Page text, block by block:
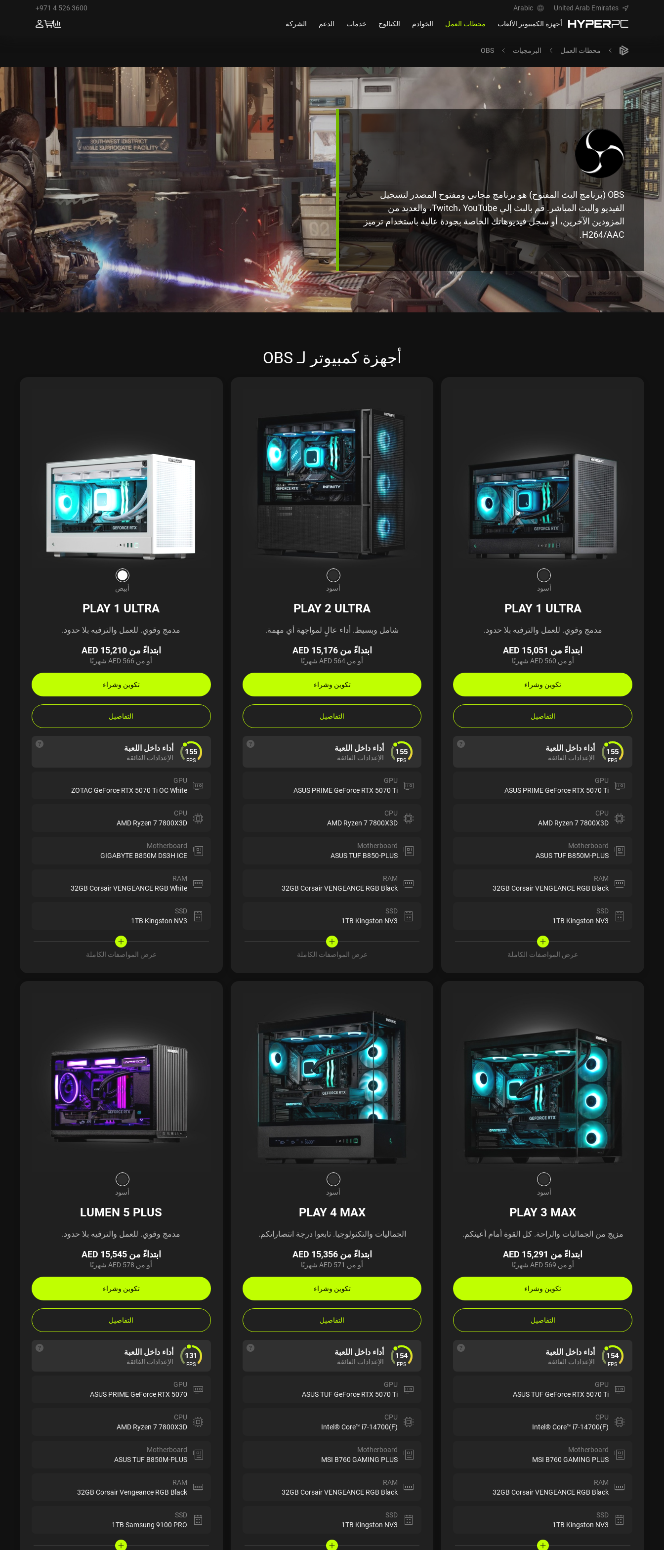
United Arab Emirates
Arabic
+971 4 526 3600
أجهزة الكمبيوتر الألعاب
محطات العمل الخوادم الكتالوج خدمات الدعم الشركة
محطات العمل البرمجيات OBS
OBS (برنامج البث المفتوح) هو برنامج مجاني ومفتوح المصدر لتسجيل
الفيديو والبث المباشر. قم بالبث إلى Twitch، YouTube، والعديد من
المزودين الآخرين، أو سجل فيديوهاتك الخاصة بجودة عالية باستخدام ترميز
H264/AAC.
أجهزة كمبيوتر لـ OBS
أسود
PLAY 1 ULTRA
مدمج وقوي. للعمل والترفيه بلا حدود.
ابتداءً من AED 15,051
أو من AED 560 شهريًا
تكوين وشراء
التفاصيل
155
FPS
أداء داخل اللعبة
الإعدادات الفائقة
GPU
ASUS PRIME GeForce RTX 5070 Ti
CPU
AMD Ryzen 7 7800X3D
Motherboard
ASUS TUF B850M-PLUS
RAM
32GB Corsair VENGEANCE RGB Black
SSD
1TB Kingston NV3
عرض المواصفات الكاملة
أسود
PLAY 2 ULTRA
شامل وبسيط. أداء عالٍ لمواجهة أي مهمة.
ابتداءً من AED 15,176
أو من AED 564 شهريًا
تكوين وشراء
التفاصيل
155
FPS
أداء داخل اللعبة
الإعدادات الفائقة
GPU
ASUS PRIME GeForce RTX 5070 Ti
CPU
AMD Ryzen 7 7800X3D
Motherboard
ASUS TUF B850-PLUS
RAM
32GB Corsair VENGEANCE RGB Black
SSD
1TB Kingston NV3
عرض المواصفات الكاملة
أبيض
PLAY 1 ULTRA
مدمج وقوي. للعمل والترفيه بلا حدود.
ابتداءً من AED 15,210
أو من AED 566 شهريًا
تكوين وشراء
التفاصيل
155
FPS
أداء داخل اللعبة
الإعدادات الفائقة
GPU
ZOTAC GeForce RTX 5070 Ti OC White
CPU
AMD Ryzen 7 7800X3D
Motherboard
GIGABYTE B850M DS3H ICE
RAM
32GB Corsair VENGEANCE RGB White
SSD
1TB Kingston NV3
عرض المواصفات الكاملة
أسود
PLAY 3 MAX
مزيج من الجماليات والراحة. كل القوة أمام أعينكم.
ابتداءً من AED 15,291
أو من AED 569 شهريًا
تكوين وشراء
التفاصيل
154
FPS
أداء داخل اللعبة
الإعدادات الفائقة
GPU
ASUS TUF GeForce RTX 5070 Ti
CPU
Intel® Core™ i7-14700(F)
Motherboard
MSI B760 GAMING PLUS
RAM
32GB Corsair VENGEANCE RGB Black
SSD
1TB Kingston NV3
أسود
PLAY 4 MAX
الجماليات والتكنولوجيا. تابعوا درجة انتصاراتكم.
ابتداءً من AED 15,356
أو من AED 571 شهريًا
تكوين وشراء
التفاصيل
154
FPS
أداء داخل اللعبة
الإعدادات الفائقة
GPU
ASUS TUF GeForce RTX 5070 Ti
CPU
Intel® Core™ i7-14700(F)
Motherboard
MSI B760 GAMING PLUS
RAM
32GB Corsair VENGEANCE RGB Black
SSD
1TB Kingston NV3
أسود
LUMEN 5 PLUS
مدمج وقوي. للعمل والترفيه بلا حدود.
ابتداءً من AED 15,545
أو من AED 578 شهريًا
تكوين وشراء
التفاصيل
131
FPS
أداء داخل اللعبة
الإعدادات الفائقة
GPU
ASUS PRIME GeForce RTX 5070
CPU
AMD Ryzen 7 7800X3D
Motherboard
ASUS TUF B850M-PLUS
RAM
32GB Corsair Vengeance RGB Black
SSD
1TB Samsung 9100 PRO